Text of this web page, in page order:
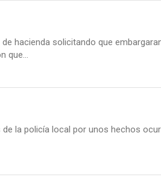
hacienda solicitando que
que...
la policía local por unos hechos